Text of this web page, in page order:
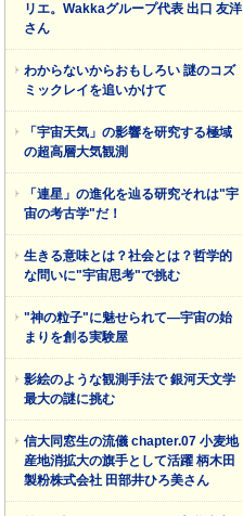
リエ。Wakkaグループ代表 出口 友洋
さん
わからないからおもしろい 謎のコズ
ミックレイを追いかけて
「宇宙天気」の影響を研究する極域
の超高層大気観測
「連星」の進化を辿る研究それは"宇
宙の考古学"だ！
生きる意味とは？社会とは？哲学的
な問いに"宇宙思考"で挑む
"神の粒子"に魅せられて―宇宙の始
まりを創る実験屋
影絵のような観測手法で 銀河天文学
最大の謎に挑む
信大同窓生の流儀 chapter.07 小麦地
産地消拡大の旗手として活躍 柄木田
製粉株式会社 田部井ひろ美さん